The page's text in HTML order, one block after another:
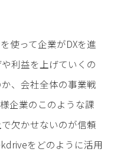
使って企業がDXを進
利益を上げていくの
、会社全体の事業戦
企業のこのような課
欠かせないのが信頼
をどのように活用